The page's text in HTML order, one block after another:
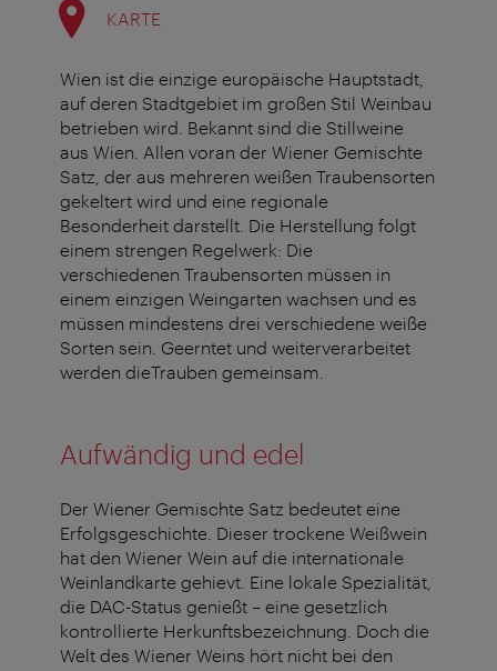
KARTE
Wien ist die einzige europäische Hauptstadt,
auf deren Stadtgebiet im großen Stil Weinbau
betrieben wird. Bekannt sind die Stillweine
aus Wien. Allen voran der Wiener Gemischte
Satz, der aus mehreren weißen Traubensorten
gekeltert wird und eine regionale
Besonderheit darstellt. Die Herstellung folgt
einem strengen Regelwerk: Die
verschiedenen Traubensorten müssen in
einem einzigen Weingarten wachsen und es
müssen mindestens drei verschiedene weiße
Sorten sein. Geerntet und weiterverarbeitet
werden dieTrauben gemeinsam.
Aufwändig und edel
Der Wiener Gemischte Satz bedeutet eine
Erfolgsgeschichte. Dieser trockene Weißwein
hat den Wiener Wein auf die internationale
Weinlandkarte gehievt. Eine lokale Spezialität,
die DAC-Status genießt – eine gesetzlich
kontrollierte Herkunftsbezeichnung. Doch die
Welt des Wiener Weins hört nicht bei den